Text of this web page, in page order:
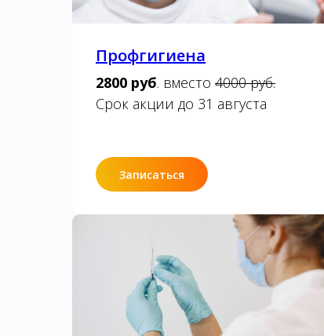
Профгигиена
2800 руб. вместо 4000 руб.
Срок акции до 31 августа
Записаться